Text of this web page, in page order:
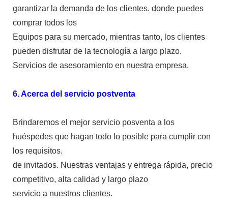
garantizar la demanda de los clientes. donde puedes
comprar todos los
Equipos para su mercado, mientras tanto, los clientes
pueden disfrutar de la tecnología a largo plazo.
Servicios de asesoramiento en nuestra empresa.
6. Acerca del servicio postventa
Brindaremos el mejor servicio posventa a los
huéspedes que hagan todo lo posible para cumplir con
los requisitos.
de invitados. Nuestras ventajas y entrega rápida, precio
competitivo, alta calidad y largo plazo
servicio a nuestros clientes.